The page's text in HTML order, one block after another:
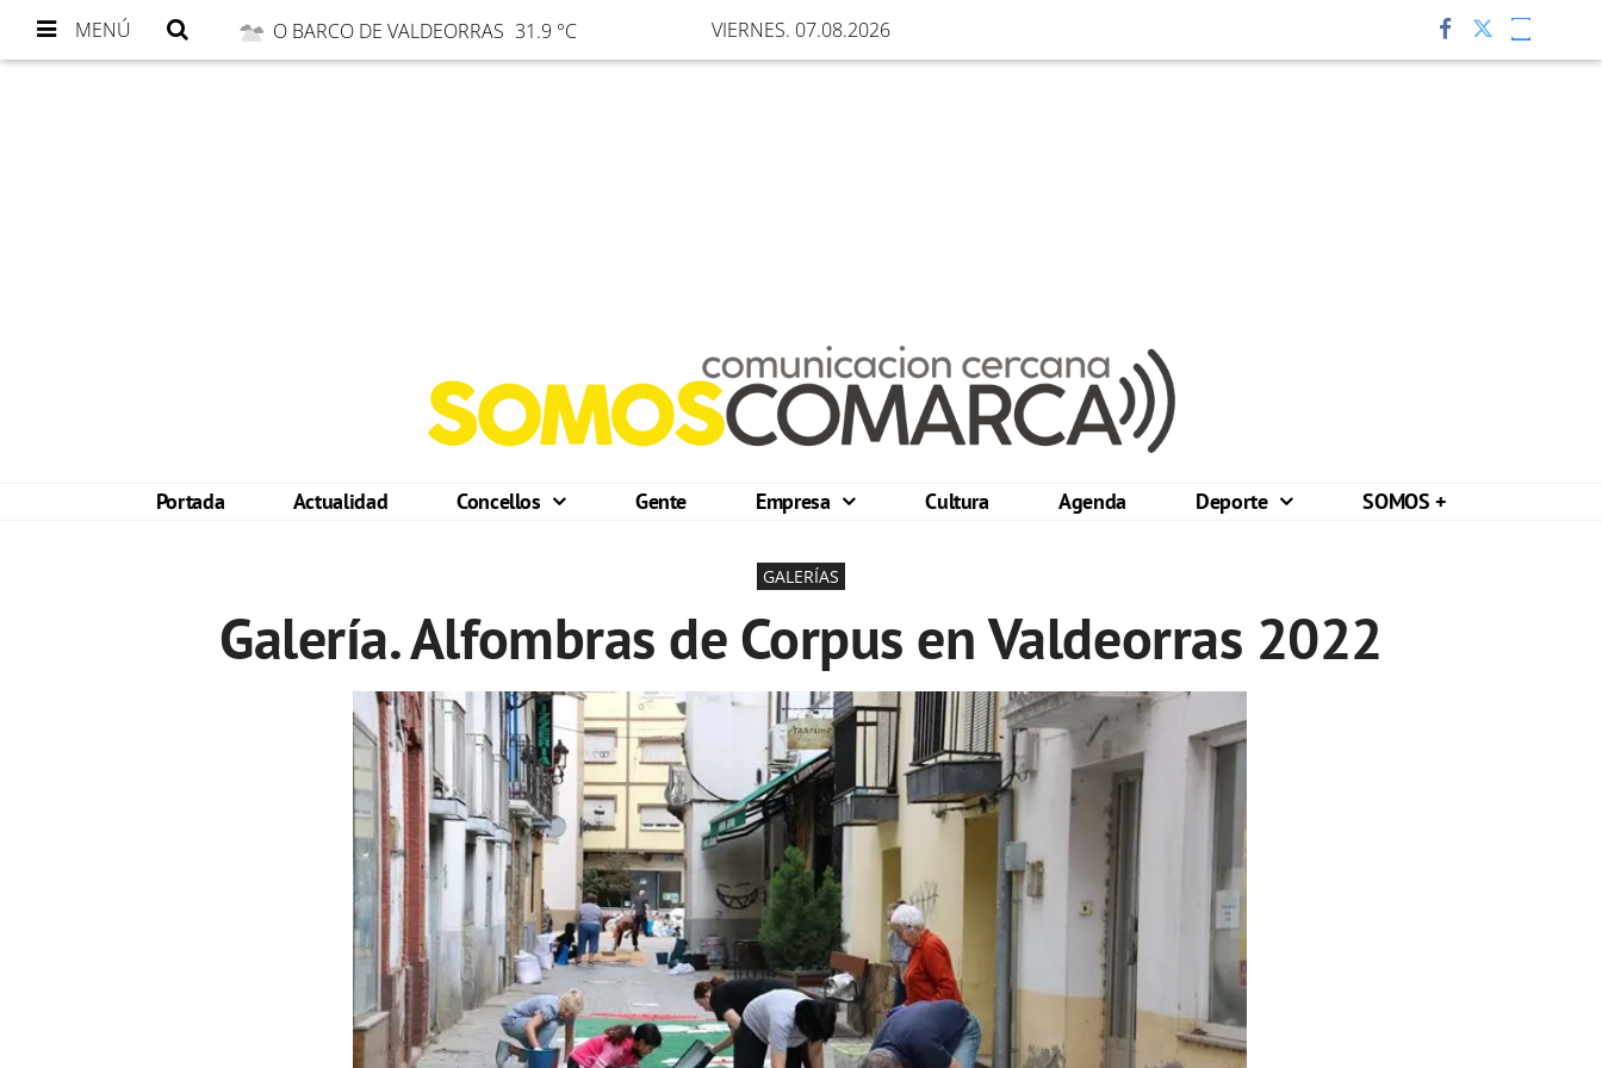
MENÚ O BARCO DE VALDEORRAS 31.9 °C VIERNES. 07.08.2026
Portada Actualidad Concellos Gente Empresa Cultura Agenda Deporte SOMOS +
GALERÍAS
Galería. Alfombras de Corpus en Valdeorras 2022